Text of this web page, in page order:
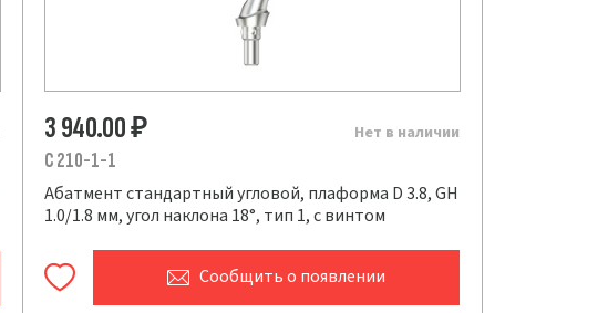
Нет в наличии
3 940.00₽
C 210-1-1
Абатмент стандартный угловой, плаформа D 3.8, GH
1.0/1.8 мм, угол наклона 18°, тип 1, с винтом
Сообщитьо появлении